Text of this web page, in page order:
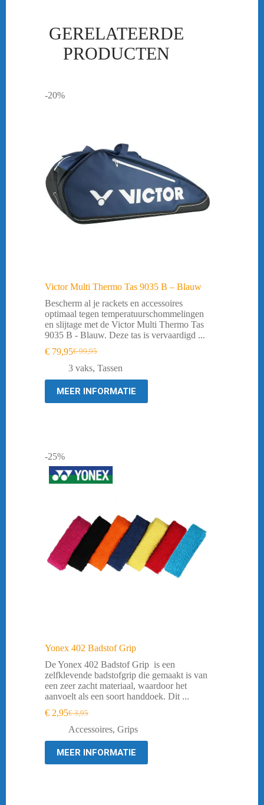
GERELATEERDE
PRODUCTEN
-20%
Victor Multi Thermo Tas 9035 B – Blauw
Bescherm al je rackets en accessoires
optimaal tegen temperatuurschommelingen
en slijtage met de Victor Multi Thermo Tas
9035 B - Blauw. Deze tas is vervaardigd ...
€99,95
Oorspronkelijke
prijs
€ 99,95.
€ 79,95Huidige
prijs
€ 79,95.
3 vaks, Tassen
MEER INFORMATIE
-25%
Yonex 402 Badstof Grip
De Yonex 402 Badstof Grip is een
zelfklevende badstofgrip die gemaakt is van
een zeer zacht materiaal, waardoor het
aanvoelt als een soort handdoek. Dit ...
€3,95
Oorspronkelijke
prijs
was:
€ 3,95.
€ 2,95Huidige
prijs
is:
€ 2,95.
Accessoires, Grips
MEER INFORMATIE